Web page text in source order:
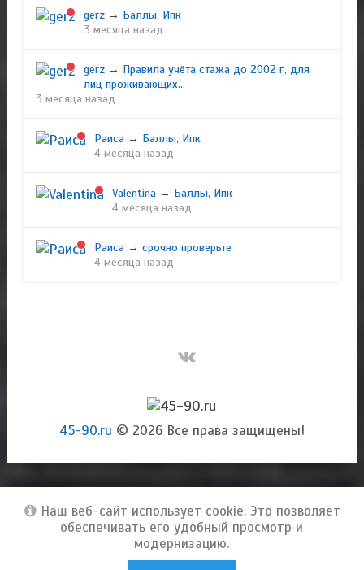
gerz→ Баллы, Ипк
3 месяца назад
gerz→ Правила учёта стажа до 2002 г, для
лиц проживающих...
3 месяца назад
Раиса→ Баллы, Ипк
4 месяца назад
Valentina→ Баллы, Ипк
4 месяца назад
Раиса→ срочно проверьте
4 месяца назад
45-90.ru © 2026 Все права защищены!
Наш веб-сайт использует cookie. Это позволяет
обеспечивать его удобный просмотр и
модернизацию.